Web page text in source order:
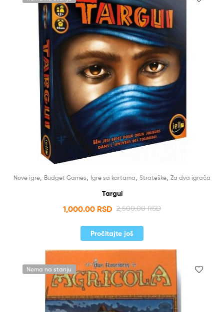
Nove igre Budget Games Igre sa kartama Strateške Za dva igrača
Targui
2,500.00RSD
1,000.00 RSD
Pročitajte još
Nema na stanju